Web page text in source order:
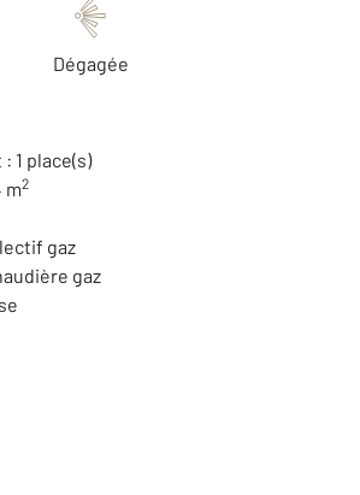
Dégagée
1 place(s)
m2
gaz
gaz